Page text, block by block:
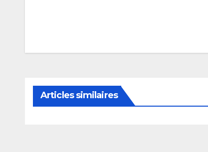
l’article
Articles similaires